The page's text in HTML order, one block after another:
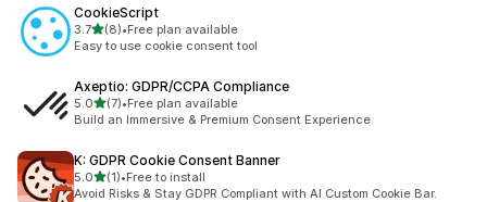
CookieScript
3.75つ星中
(8)
合計レビュー数：8件
•Free plan available
Easy to use cookie consent tool
Axeptio: GDPR/CCPA Compliance
5.05つ星中
(7)
合計レビュー数：7件
•Free plan available
Build an Immersive & Premium Consent Experience
K: GDPR Cookie Consent Banner
5.05つ星中
(1)
合計レビュー数：1件
•Free to install
Avoid Risks & Stay GDPR Compliant with AI Custom Cookie Bar.